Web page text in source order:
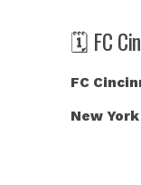
🗓️ FC
FC
New